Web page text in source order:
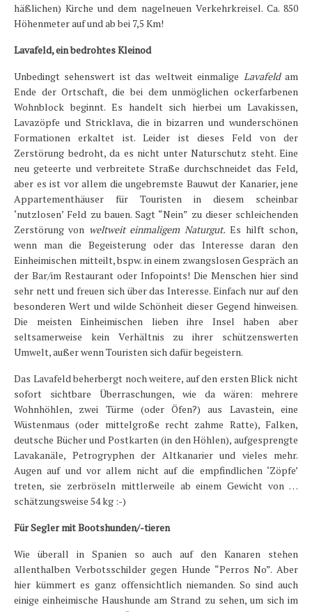
häßlichen) Kirche und dem nagelneuen Verkehrkreisel. Ca. 850
Höhenmeter auf und ab bei 7,5 Km!
Lavafeld, ein bedrohtes Kleinod
Unbedingt sehenswert ist das weltweit einmalige Lavafeldam
Ende der Ortschaft, die bei dem unmöglichen ockerfarbenen
Wohnblock beginnt. Es handelt sich hierbei um Lavakissen,
Lavazöpfe und Stricklava, die in bizarren und wunderschönen
Formationen erkaltet ist. Leider ist dieses Feld von der
Zerstörung bedroht, da es nicht unter Naturschutz steht. Eine
neu geteerte und verbreitete Straße durchschneidet das Feld,
aber es ist vor allem die ungebremste Bauwut der Kanarier, jene
Appartementhäuser für Touristen in diesem scheinbar
‘nutzlosen’ Feld zu bauen. Sagt “Nein” zu dieser schleichenden
Zerstörung von weltweit einmaligem Naturgut. Es hilft schon,
wenn man die Begeisterung oder das Interesse daran den
Einheimischen mitteilt, bspw. in einem zwangslosen Gespräch an
der Bar/im Restaurant oder Infopoints! Die Menschen hier sind
sehr nett und freuen sich über das Interesse. Einfach nur auf den
besonderen Wert und wilde Schönheit dieser Gegend hinweisen.
Die meisten Einheimischen lieben ihre Insel haben aber
seltsamerweise kein Verhältnis zu ihrer schützenswerten
Umwelt, außer wenn Touristen sich dafür begeistern.
Das Lavafeld beherbergt noch weitere, auf den ersten Blick nicht
sofort sichtbare Überraschungen, wie da wären: mehrere
Wohnhöhlen, zwei Türme (oder Öfen?) aus Lavastein, eine
Wüstenmaus (oder mittelgroße recht zahme Ratte), Falken,
deutsche Bücher und Postkarten (in den Höhlen), aufgesprengte
Lavakanäle, Petrogryphen der Altkanarier und vieles mehr.
Augen auf und vor allem nicht auf die empfindlichen ‘Zöpfe’
treten, sie zerbröseln mittlerweile ab einem Gewicht von …
schätzungsweise 54 kg :-)
Für Segler mit Bootshunden/-tieren
Wie überall in Spanien so auch auf den Kanaren stehen
allenthalben Verbotsschilder gegen Hunde “Perros No”. Aber
hier kümmert es ganz offensichtlich niemanden. So sind auch
einige einheimische Haushunde am Strand zu sehen, um sich im